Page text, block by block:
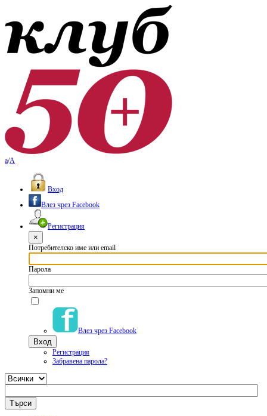
a/A
Вход
Влез чрез Facebook
Регистрация
×
Потребителско име или email
Парола
Запомни ме
Влез чрез Facebook
Регистрация
Забравена парола?